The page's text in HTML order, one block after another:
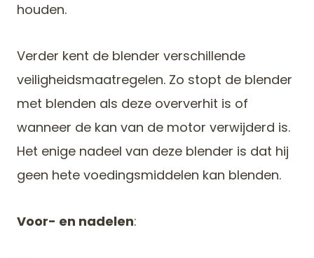
houden.
Verder kent de blender verschillende
veiligheidsmaatregelen. Zo stopt de blender
met blenden als deze oververhit is of
wanneer de kan van de motor verwijderd is.
Het enige nadeel van deze blender is dat hij
geen hete voedingsmiddelen kan blenden.
Voor- en nadelen: